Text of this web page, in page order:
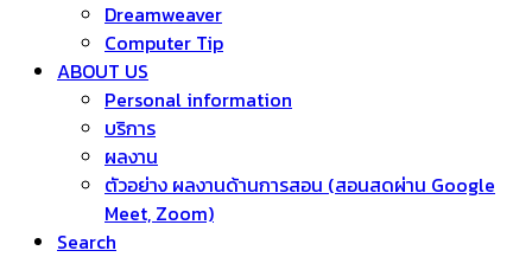
Dreamweaver
Computer Tip
ABOUT US
Personal information
บริการ
ผลงาน
ตัวอย่าง ผลงานด้านการสอน (สอนสดผ่าน Google
Meet, Zoom)
Search